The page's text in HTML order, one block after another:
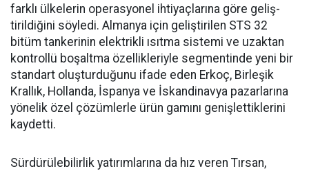
farklı ülkelerin ope­rasyonel ihtiyaçlarına göre geliş­
tirildiğini söyledi. Almanya için geliştirilen STS 32
bitüm tan­kerinin elektrikli ısıtma siste­mi ve uzaktan
kontrollü boşalt­ma özellikleriyle segmentinde yeni bir
standart oluşturduğunu ifade eden Erkoç, Birleşik
Kral­lık, Hollanda, İspanya ve İskan­dinavya pazarlarına
yönelik özel çözümlerle ürün gamını geniş­lettiklerini
kaydetti.
Sürdürülebilirlik yatırımları­na da hız veren Tırsan,